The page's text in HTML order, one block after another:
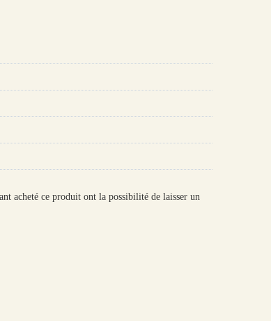
acheté ce produit ont la possibilité de laisser un